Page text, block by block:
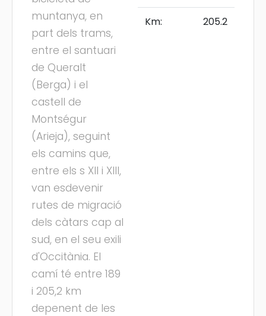
muntanya, en
part dels trams,
entre el santuari
de Queralt
(Berga) i el
castell de
Montségur
(Arieja), seguint
els camins que,
entre els s XII i XIII,
van esdevenir
rutes de migració
dels càtars cap al
sud, en el seu exili
d'Occitània. El
camí té entre 189
i 205,2 km
depenent de les
Km: 205.2